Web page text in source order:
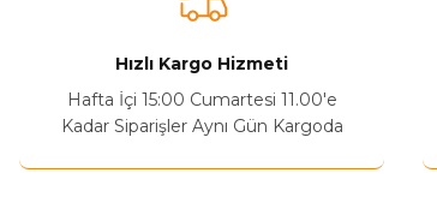
Ürün açıklamasında eksik bilgiler bulunuyor.
Bu ürüne benzer farklı alternatifler olmalı.
Hızlı Kargo Hizmeti
Hafta İçi 15:00 Cumartesi 11.00'e
Kadar Siparişler Aynı Gün Kargoda